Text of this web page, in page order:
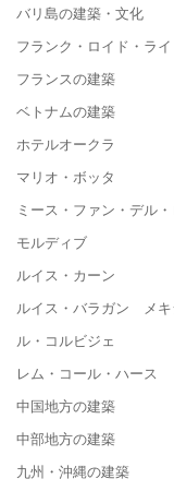
バリ島の建築・文化
フランク・ロイド・ラ
フランスの建築
ベトナムの建築
ホテルオークラ
マリオ・ボッタ
ミース・ファン・デル
モルディブ
ルイス・カーン
ルイス・バラガン メ
ル・コルビジェ
レム・コール・ハース
中国地方の建築
中部地方の建築
九州・沖縄の建築